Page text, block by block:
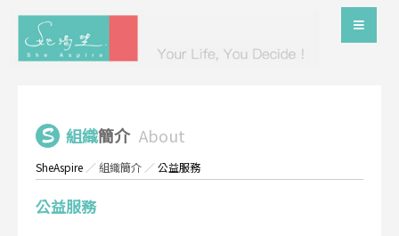
組織簡介 About
SheAspire ／組織簡介 ／公益服務
公益服務